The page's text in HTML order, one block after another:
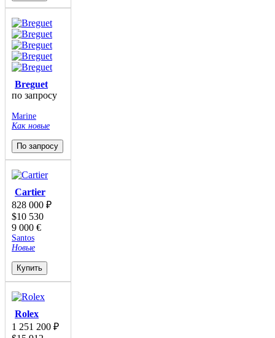
Breguet
по запросу
Marine
Как новые
По запросу
Cartier
828 000 ₽
$10 530
9 000 €
Santos
Новые
Купить
Rolex
1 251 200 ₽